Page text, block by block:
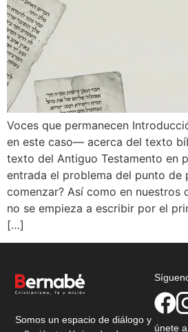
Voces que permanecen
en este caso— acerca del texto
texto del Antiguo Testamento en
entrada el problema del punto de
comenzar? Así como en nuestros
no se empieza a escribir por el
[…]
Somos un espacio de diálogo y
únete